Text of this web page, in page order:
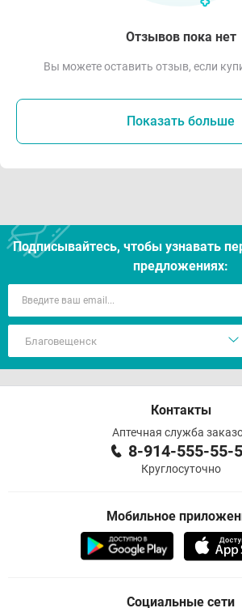
Отзывов пока нет
Вы можете оставить отзыв, если
Показать больше
Подписывайтесь, чтобы узнавать
предложениях:
Контакты
Аптечная служба
8-914-555-55-
Круглосуточно
Мобильное
Социальные сети